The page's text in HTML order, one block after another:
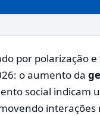
por polarização
o aumento da
social indicam
interações